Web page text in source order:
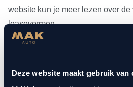
Deze website maakt gebruik van
website kun je meer lezen over
leasevormen.
Heb je je Audi occasion eenmaal
aangesloten bij Bosch Car